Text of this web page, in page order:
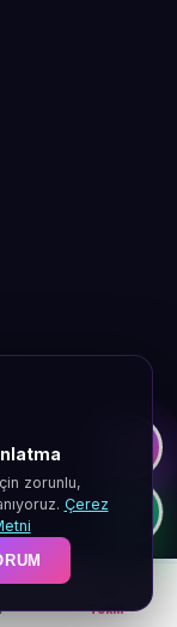
Teklif
zorunlu,
Çerez